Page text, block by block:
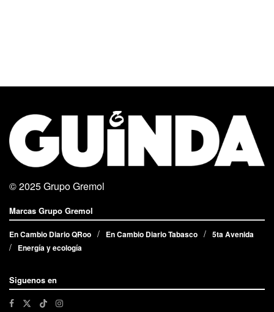
© 2025Grupo Gremol
Marcas Grupo Gremol
En Cambio Diario QRoo En Cambio Diario Tabasco
5ta Avenida
Energía y ecología
Siguenos en